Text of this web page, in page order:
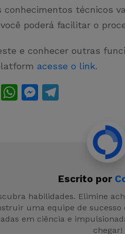
conhecimentos técnicos
poderá facilitar o
e conhecer outras
acesse o link.
Li W
p
M
g
er
m
Escrito por
habilidades. Elimine
uma equipe de
em ciência e
chegar!